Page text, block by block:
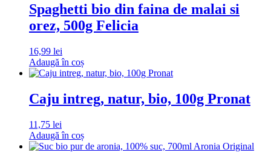
Spaghetti bio din faina de malai si
orez, 500g Felicia
16,99 lei
Adaugă în coș
Caju intreg, natur, bio, 100g Pronat
11,75 lei
Adaugă în coș